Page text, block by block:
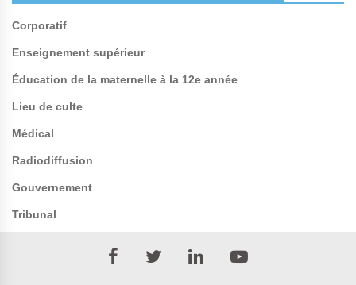
Corporatif
Enseignement supérieur
Éducation de la maternelle à la 12e année
Lieu de culte
Médical
Radiodiffusion
Gouvernement
Tribunal